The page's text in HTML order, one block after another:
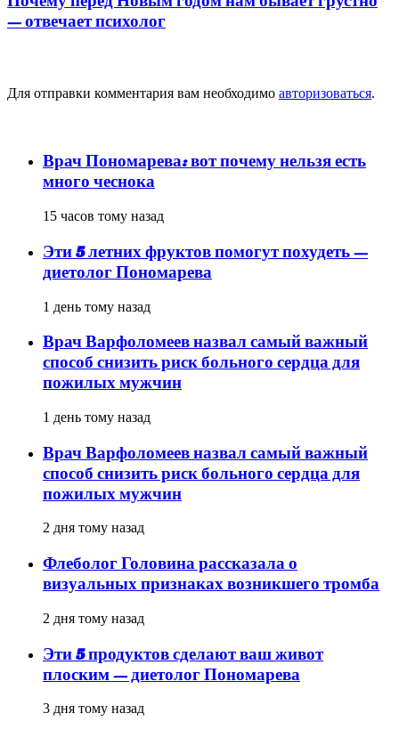
— отвечает психолог
Для отправки комментария вам необходимо авторизоваться.
Врач Пономарева: вот почему нельзя есть
много чеснока
15 часов тому назад
Эти 5 летних фруктов помогут похудеть —
диетолог Пономарева
1 день тому назад
Врач Варфоломеев назвал самый важный
способ снизить риск больного сердца для
пожилых мужчин
1 день тому назад
Врач Варфоломеев назвал самый важный
способ снизить риск больного сердца для
пожилых мужчин
2 дня тому назад
Флеболог Головина рассказала о
визуальных признаках возникшего тромба
2 дня тому назад
Эти 5 продуктов сделают ваш живот
плоским — диетолог Пономарева
3 дня тому назад